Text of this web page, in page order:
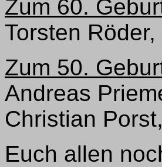
Zum 60.
Torsten
Zum 50.
Andreas
Christian
Euch allen